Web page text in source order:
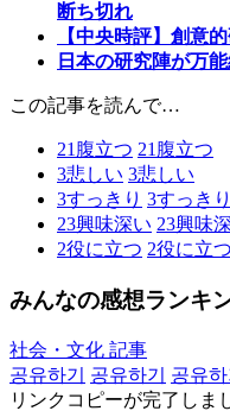
断ち切れ
【中央時評】創意
日本の研究陣が万
この記事を読んで…
21 腹立つ 21 腹立つ
3悲しい 3悲しい
3すっきり 3すっきり
23興味深い 23興味
2役に立つ 2役に立つ
みんなの感想ランキ
社会・文化 記事
공유하기
공유하기 공유하
リンクコピーが完了しま